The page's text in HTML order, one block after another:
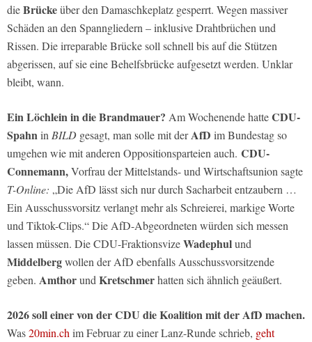
dieBrückeüber den Damaschkeplatz gesperrt. Wegen massiver
Schäden an den Spanngliedern – inklusive Drahtbrüchen und
Rissen. Die irreparable Brücke soll schnell bis auf die Stützen
abgerissen, auf sie eine Behelfsbrücke aufgesetzt werden. Unklar
bleibt, wann.
Ein Löchlein in die Brandmauer? Am Wochenende hatteCDU-
Spahnin BILD gesagt, man solle mit derAfD im Bundestag so
umgehen wie mit anderen Oppositionsparteien auch. CDU-
Connemann,Vorfrau der Mittelstands- und Wirtschaftsunion sagte
T-Online: „Die AfD lässt sich nur durch Sacharbeit entzaubern …
Ein Ausschussvorsitz verlangt mehr als Schreierei, markige Worte
und Tiktok-Clips.“ Die AfD-Abgeordneten würden sich messen
lassen müssen. Die CDU-FraktionsvizeWadephulund
Middelbergwollen der AfD ebenfalls Ausschussvorsitzende
geben. Amthorund Kretschmerhatten sich ähnlich geäußert.
2026 soll einer von der CDU die Koalition mit der AfD machen.
Was20min.ch im Februar zu einer Lanz-Runde schrieb, geht